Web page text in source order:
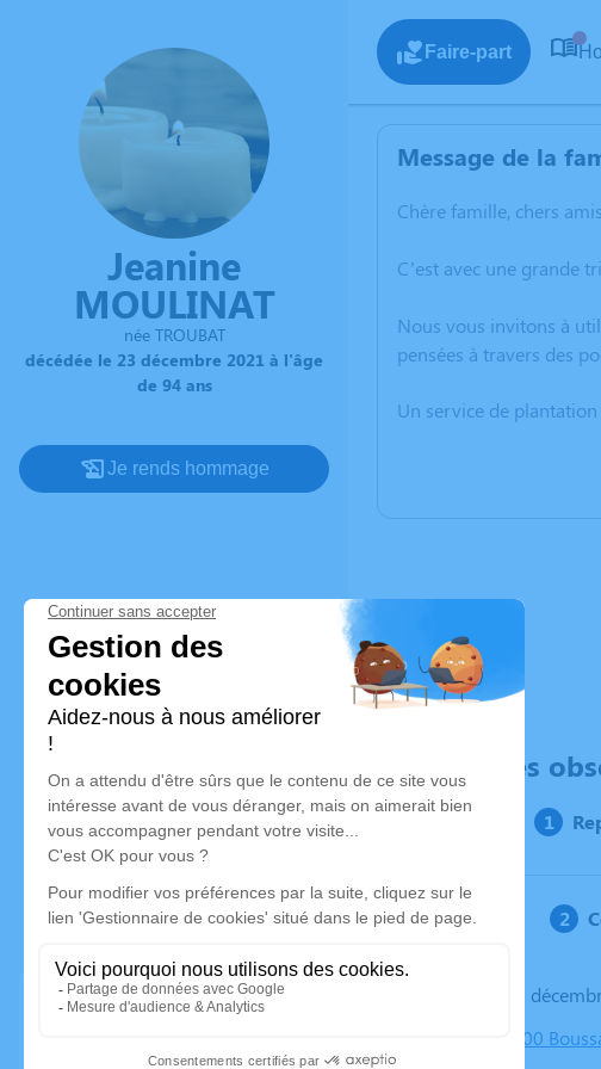
Jeanine
MOULINAT
née TROUBAT
décédée le 23 décembre 2021 à l'âge
de 94 ans
Je rends hommage
Faire-part
Message de la
Chère famille, chers
C’est avec une grande
Nous vous invitons à
pensées à travers des
Un service de
Déroulé des
Le lundi 27
Église, 23600